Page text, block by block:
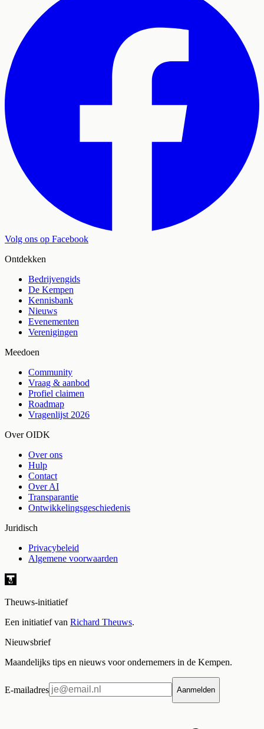
Volg ons op Facebook
Ontdekken
Bedrijvengids
De Kempen
Kennisbank
Nieuws
Evenementen
Verenigingen
Meedoen
Community
Vraag & aanbod
Profiel claimen
Roadmap
Vragenlijst 2026
Over OIDK
Over ons
Hulp
Contact
Over AI
Transparantie
Ontwikkelingsgeschiedenis
Juridisch
Privacybeleid
Algemene voorwaarden
Theuws-initiatief
Een initiatief van Richard Theuws.
Nieuwsbrief
Maandelijks tips en nieuws voor ondernemers in de Kempen.
E-mailadres Aanmelden